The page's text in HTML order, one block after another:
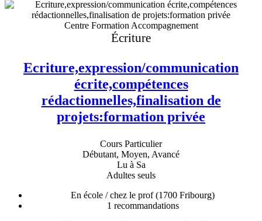
Centre Formation Accompagnement
Écriture
Ecriture,expression/communication
écrite,compétences
rédactionnelles,finalisation de
projets:formation privée
Cours Particulier
Débutant, Moyen, Avancé
Lu à Sa
Adultes seuls
En école / chez le prof(1700 Fribourg)
1 recommandations